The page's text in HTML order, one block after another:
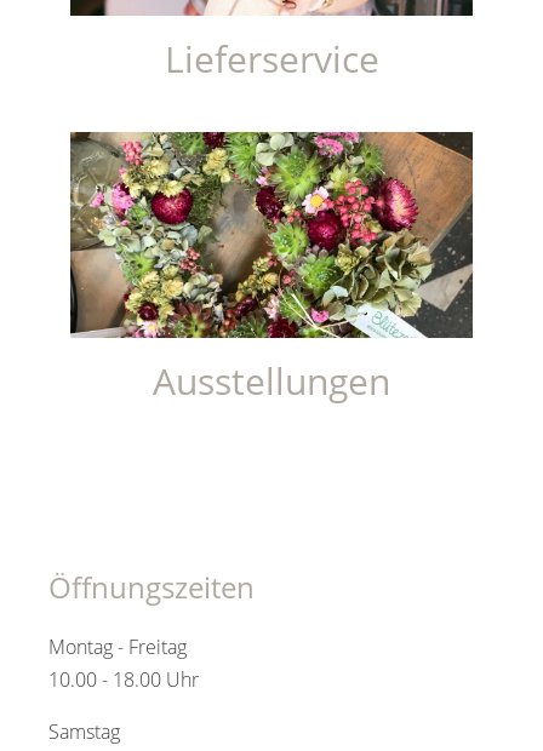
Lieferservice
Ausstellungen
Öffnungszeiten
Montag - Freitag
10.00 - 18.00 Uhr
Samstag